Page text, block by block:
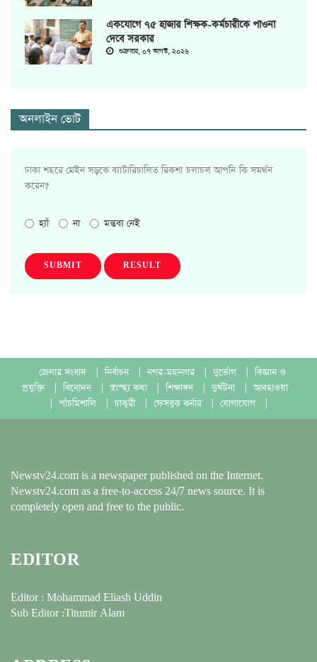
একযোগে ৭৫ হাজার শিক্ষক-কর্মচারীকে পাওনা
দেবে সরকার
শুক্রবার, ০৭ আগস্ট, ২০২৬
অনলাইন ভোট
ঢাকা শহরে মেইন সড়কে ব্যাটারিচালিত রিকশা চলাচল আপনি কি সমর্থন
করেন?
হ্যাঁ না মন্তব্য নেই
SUBMIT RESULT
জেলার সংবাদ নির্বাচন নগর-মহানগর দুর্ভোগ
বিজ্ঞান ও
প্রযুক্তি
বিনোদন স্বাস্হ্য কথা শিক্ষাঙ্গন দুর্ঘটনা
আবহাওয়া
পাঁচমিশালি চাকুরী ফেসবুক কর্নার যোগাযোগ
Newstv24.com is a newspaper published on the Internet.
Newstv24.com as a free-to-access 24/7 news source. It is
completely open and free to the public.
EDITOR
Editor : Mohammad Eliash Uddin
Sub Editor :Titumir Alam